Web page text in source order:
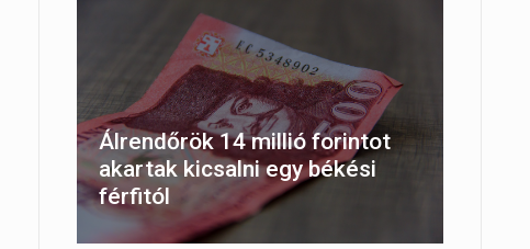
Álrendőrök 14 millió forintot
akartak kicsalni egy békési
férfitól